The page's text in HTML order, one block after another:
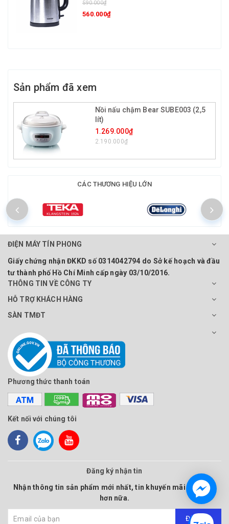
590.000₫
560.000₫
Sản phẩm đã xem
Nồi nấu chậm Bear SUBE003 (2,5
lít)
1.269.000₫
2.190.000₫
CÁC THƯƠNG HIỆU LỚN
ĐIỆN MÁY TÍN PHONG
Giấy chứng nhận ĐKKD số 0314042794 do Sở kế hoạch và đầu
tư thành phố Hồ Chí Minh cấp ngày 03/10/2016.
THÔNG TIN VỀ CÔNG TY
HỖ TRỢ KHÁCH HÀNG
SÀN TMĐT
Phương thức thanh toán
Kết nối với chúng tôi
Đăng ký nhận tin
Nhận thông tin sản phẩm mới nhất, tin khuyến mãi và nhiều
hơn nữa.
Đăng ký